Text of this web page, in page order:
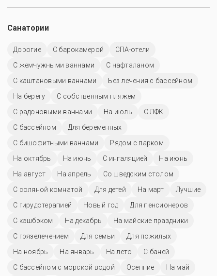
Санатории
Дорогие С барокамерой
СПА-отели
С жемчужными ваннами
С нафталаном
С каштановыми ваннами
Без лечения с бассейном
На берегу
С собственным пляжем
С радоновыми ваннами
На июль
С ЛФК
C бассейном
Для беременных
С бишофитными ваннами
Рядом с парком
На октябрь
На июнь С ингаляцией
На июнь
На август
На апрель
Со шведским столом
С соляной комнатой
Для детей На март
Лучшие
С гирудотерапией
Новый год
Для пенсионеров
С кэшбэком
На декабрь
На майские праздники
С грязелечением
Для семьи
Для пожилых
На ноябрь
На январь На лето
С баней
С бассейном с морской водой
Осенние На май